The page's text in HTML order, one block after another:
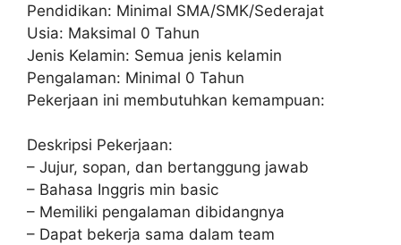
Pendidikan: Minimal SMA/SMK/Sederajat
Usia: Maksimal 0 Tahun
Jenis Kelamin: Semua jenis kelamin
Pengalaman: Minimal 0 Tahun
Pekerjaan ini membutuhkan kemampuan:
Deskripsi Pekerjaan:
– Jujur, sopan, dan bertanggung jawab
– Bahasa Inggris min basic
– Memiliki pengalaman dibidangnya
– Dapat bekerja sama dalam team